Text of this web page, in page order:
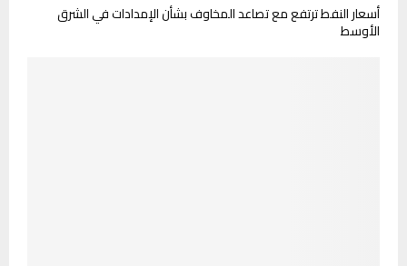
أسعار النفط ترتفع مع تصاعد المخاوف بشأن الإمدادات في الشرق
الأوسط